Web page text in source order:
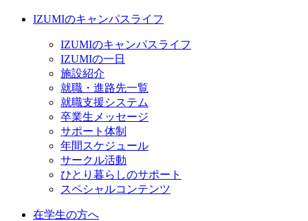
IZUMIのキャンパスライフ
IZUMIのキャンパスライフ
IZUMIの一日
施設紹介
就職・進路先一覧
就職支援システム
卒業生メッセージ
サポート体制
年間スケジュール
サークル活動
ひとり暮らしのサポート
スペシャルコンテンツ
在学生の方へ